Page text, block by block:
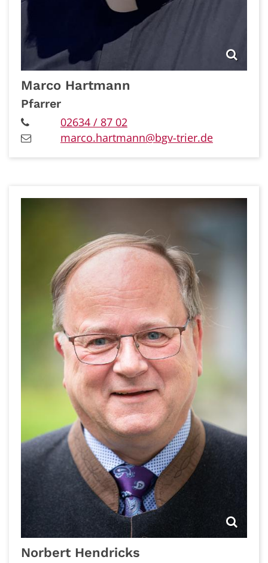
Marco Hartmann
Pfarrer
02634 / 87 02
marco.hartmann@bgv-trier.de
Norbert Hendricks